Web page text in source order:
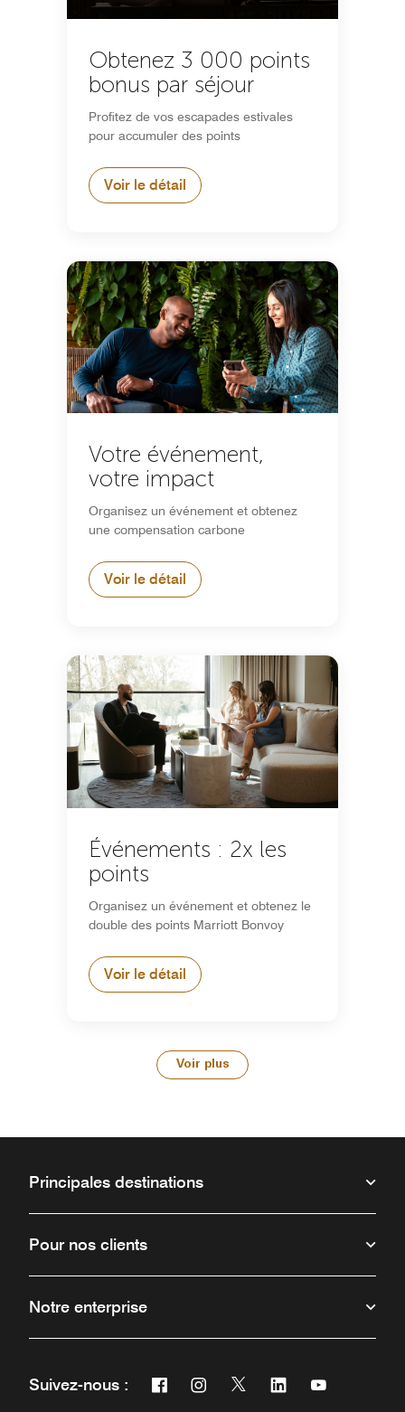
Obtenez 3 000 points
bonus par séjour
Profitez de vos escapades estivales
pour accumuler des points
Voir le détail
Votre événement,
votre impact
Organisez un événement et obtenez
une compensation carbone
Voir le détail
Événements : 2x les
points
Organisez un événement et obtenez le
double des points Marriott Bonvoy
Voir le détail
Voir plus
Principales destinations
Pour nos clients
Notre enterprise
Suivez-nous : Facebook
Ouvre une nouvelle fenêtre
Instagram
Ouvre une nouvelle fenêtre
Twitter
Ouvre une nouvelle
Linkedin
Ouvre uneOuvre une